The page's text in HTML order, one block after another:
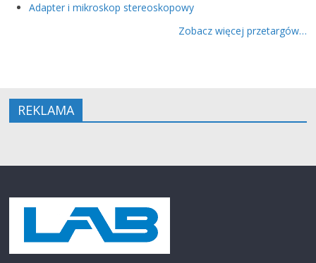
Adapter i mikroskop stereoskopowy
Zobacz więcej przetargów…
REKLAMA